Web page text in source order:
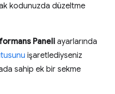
kodunuzda düzeltme
Paneli ayarlarında
işaretlediyseniz
sahip ek bir sekme